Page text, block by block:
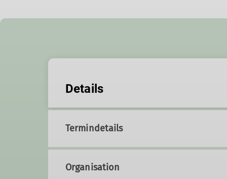
Details
Termindetails
Organisation